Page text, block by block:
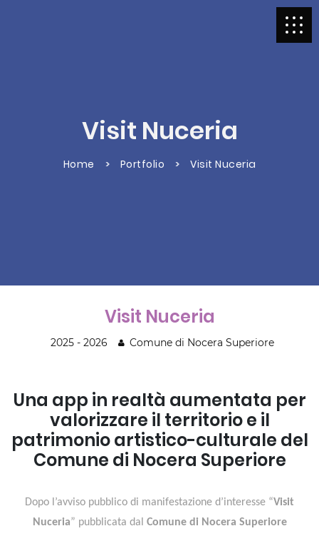
Visit Nuceria
Home Portfolio Visit Nuceria
Visit Nuceria
2025 - 2026 Comune di Nocera Superiore
Una app in realtà aumentata per
valorizzare il territorio e il
patrimonio artistico-culturale del
Comune di Nocera Superiore
Dopo l’avviso pubblico di manifestazione d’interesse “Visit
Nuceria” pubblicata dal Comune di Nocera Superiore